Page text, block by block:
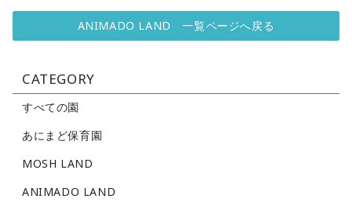
ANIMADO LAND 一覧ページへ戻る
CATEGORY
すべての園
あにまど保育園
MOSH LAND
ANIMADO LAND